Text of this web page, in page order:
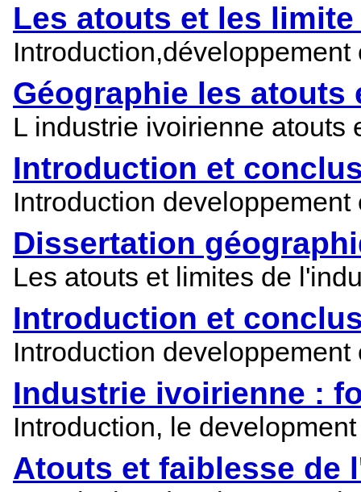
Les atouts et les
Géographie les
L industrie ivoirienne atouts
Introduction et
Introduction
Dissertation
Les atouts et limites de
Introduction et
Introduction
Industrie ivoirienne :
Introduction, le
Atouts et faiblesse de